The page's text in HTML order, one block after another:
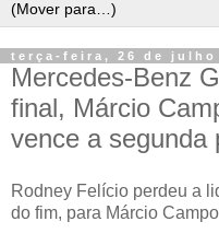
terça-feira, 26 de julho
Mercedes-Benz
final, Márcio
vence a segunda
Rodney Felício perdeu a
do fim, para Márcio